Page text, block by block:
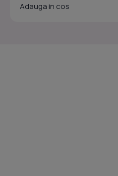
Adauga in cos